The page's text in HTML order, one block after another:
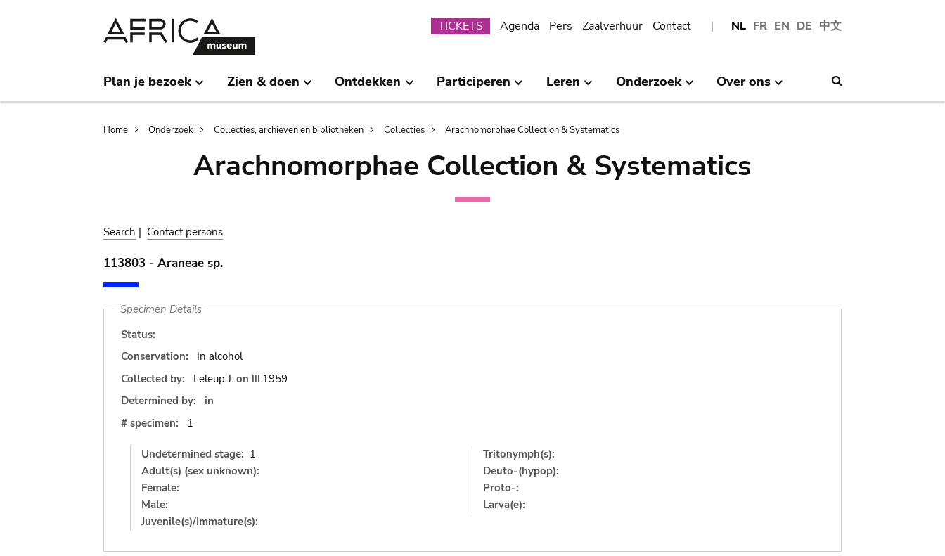
NL FR EN DE 中文
Submenu
TICKETS Agenda Pers Zaalverhuur Contact
Plan je bezoek Zien & doen Ontdekken Participeren Leren Onderzoek Over ons
Breadcrumb
Home Onderzoek Collecties, archieven en bibliotheken Collecties Arachnomorphae Collection & Systematics
Arachnomorphae Collection & Systematics
Search | Contact persons
113803 - Araneae sp.
Specimen Details
Status:
Conservation:
In alcohol
Collected by:
Leleup J. on III.1959
Determined by:
in
# specimen:
1
Undetermined stage: 1
Adult(s) (sex unknown):
Female:
Male:
Juvenile(s)/Immature(s):
Tritonymph(s):
Deuto-(hypop):
Proto-:
Larva(e):